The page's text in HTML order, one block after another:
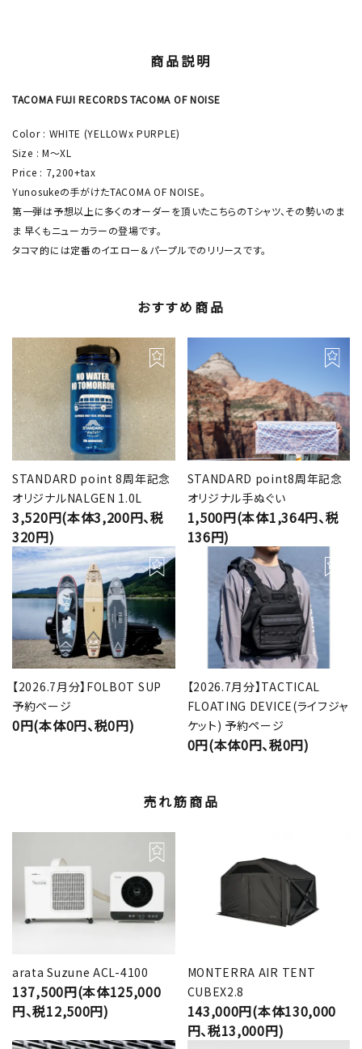
商品説明
TACOMA FUJI RECORDS TACOMA OF NOISE
Color : WHITE (YELLOWx PURPLE)
Size : M〜XL
Price : 7,200+tax
Yunosukeの手がけたTACOMA OF NOISE。
第一弾は予想以上に多くのオーダーを頂いたこちらのTシャツ、その勢いのま
ま 早くもニューカラーの登場です。
タコマ的には定番のイエロー＆パープルでのリリースです。
おすすめ商品
STANDARD point 8周年記念
オリジナルNALGEN 1.0L
3,520円(本体3,200円、税
320円)
STANDARD point8周年記念
オリジナル手ぬぐい
1,500円(本体1,364円、税
136円)
【2026.7月分】FOLBOT SUP
予約ページ
0円(本体0円、税0円)
【2026.7月分】TACTICAL
FLOATING DEVICE(ライフジャ
ケット) 予約ページ
0円(本体0円、税0円)
売れ筋商品
arata Suzune ACL-4100
137,500円(本体125,000
円、税12,500円)
MONTERRA AIR TENT
CUBEX2.8
143,000円(本体130,000
円、税13,000円)